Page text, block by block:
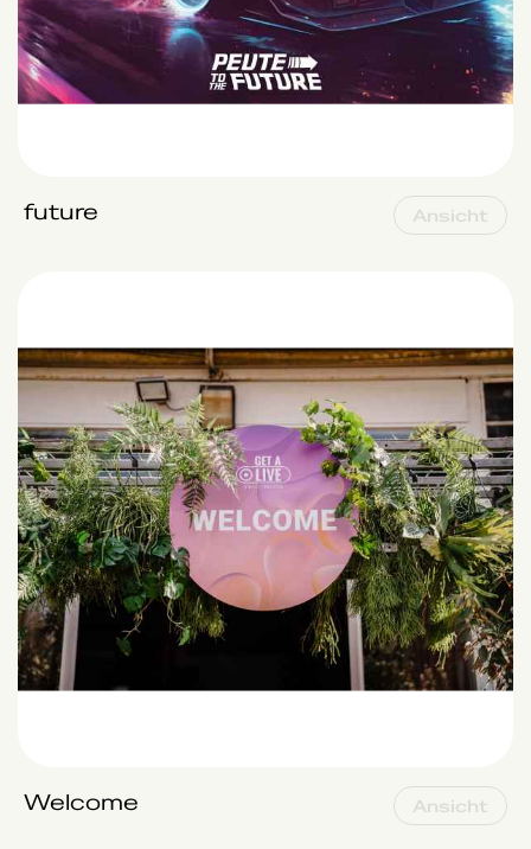
Ansicht
future
Ansicht
Welcome